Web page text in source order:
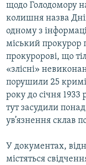
щодо Голодомору
колишня назва
одному з
міський прокурор
прокуророві, що
«злісні»
порушили 25
року до січня 1933
тут засудили
ув’язнення склав
У документах,
містяться